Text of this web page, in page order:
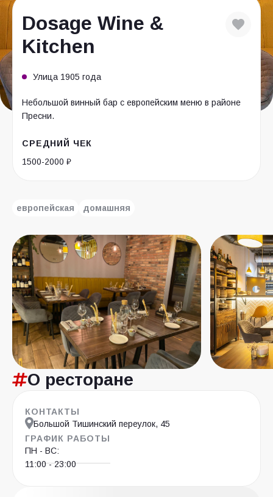
Dosage Wine &
Kitchen
Улица 1905 года
Небольшой винный бар с европейским меню в районе
Пресни.
СРЕДНИЙ ЧЕК
1500-2000 ₽
европейская домашняя
О ресторане
КОНТАКТЫ
Большой Тишинский переулок, 45
ГРАФИК РАБОТЫ
ПН - ВС:
11:00 - 23:00